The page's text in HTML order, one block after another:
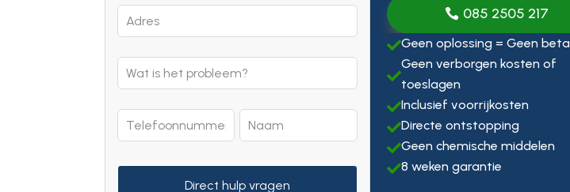
Leave
this
blank
Direct hulp vragen
085 2505 217
Geen oplossing = Geen

Geen verborgen kosten of
toeslagen
Inclusief voorrijkosten
Directe ontstopping
Geen chemische middelen
8 weken garantie